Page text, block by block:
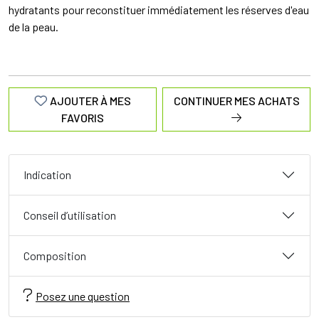
hydratants pour reconstituer immédiatement les réserves d'eau
de la peau.
AJOUTER À MES
FAVORIS
CONTINUER MES ACHATS
Indication
Conseil d’utilisation
Composition
Posez une question